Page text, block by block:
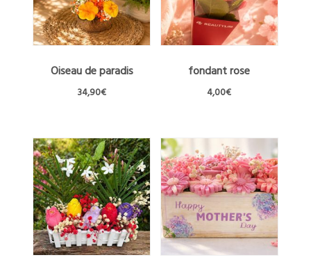
Oiseau de paradis
34,90€
fondant rose
4,00€
a
plusieurs
variations.
Les
options
peuvent
être
choisies